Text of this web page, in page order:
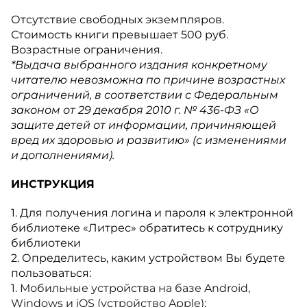
Отсутствие свободных экземпляров.
Стоимость книги превышает 500 руб.
Возрастные ограничения.
*Выдача выбранного издания конкретному
читателю невозможна по причине возрастных
ограничений, в соответствии с Федеральным
законом от 29 декабря 2010 г. № 436-ФЗ «О
защите детей от информации, причиняющей
вред их здоровью и развитию» (с изменениями
и дополнениями).
ИНСТРУКЦИЯ
1. Для получения логина и пароля к электронной
библиотеке «Литрес» обратитесь к сотруднику
библиотеки
2. Определитесь, каким устройством Вы будете
пользоваться:
1. Мобильные устройства на базе Android,
Windows и iOS (устройство Apple);